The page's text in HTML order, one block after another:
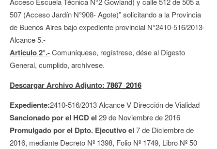
507 (Acceso Jardín N°908- Agote)” solicitando a la Provincia
de Buenos Aires bajo expediente provincial N°2410-516/2013-
Alcance 5.-
Artículo 2°.-Comuníquese, regístrese, dése al Digesto
General, cumplido, archívese.
Descargar Archivo Adjunto: 7867_2016
Expediente:2410-516/2013 Alcance V Dirección de Vialidad
Sancionado por el HCD el 29 de Noviembre de 2016
Promulgado por el Dpto. Ejecutivo el 7 de Diciembre de
2016, mediante Decreto Nº 1398, Folio Nº 1749, Libro Nº 50